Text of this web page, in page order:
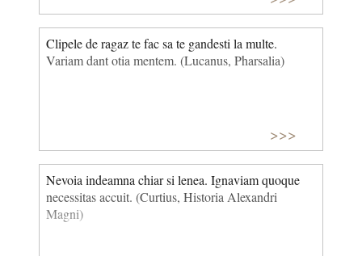
Clipele de ragaz te fac sa te gandesti la multe.
Variam dant otia mentem. (Lucanus, Pharsalia)
>>>
Nevoia indeamna chiar si lenea. Ignaviam quoque
necessitas accuit. (Curtius, Historia Alexandri
Magni)